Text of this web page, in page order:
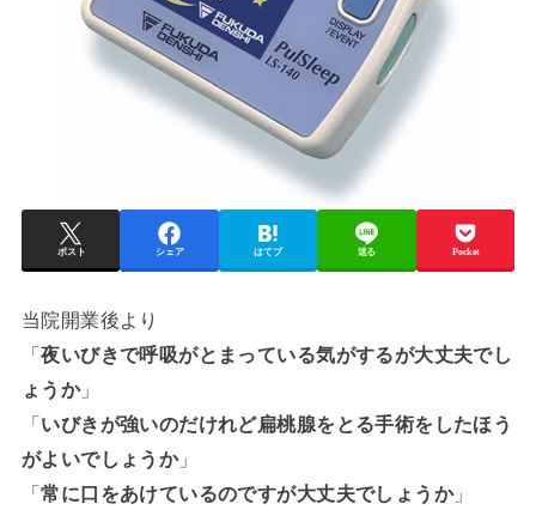
ポスト シェア はてブ 送る Pocket
当院開業後より
「夜いびきで呼吸がとまっている気がするが大丈夫でし
ょうか」
「いびきが強いのだけれど扁桃腺をとる手術をしたほう
がよいでしょうか」
「常に口をあけているのですが大丈夫でしょうか」